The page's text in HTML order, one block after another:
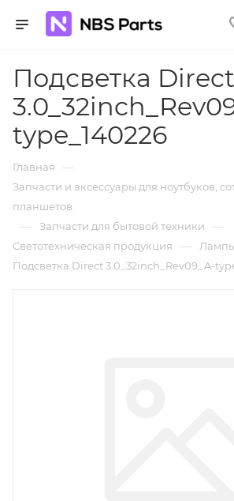
Подсветка Direct
type_140226
Главная —
Запчасти и аксессуары для ноутбуков,
планшетов.
— Запчасти для бытовой техники —
Светотехническая продукция —
Подсветка Direct 3.0_32inch_Rev09_A-